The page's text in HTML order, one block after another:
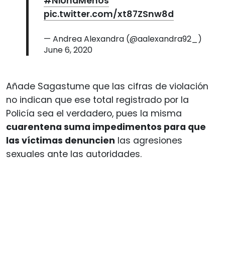
pic.twitter.com/xt87ZSnw8d
— Andrea Alexandra (@aalexandra92_)
June 6, 2020
Añade Sagastume que las cifras de violación
no indican que ese total registrado por la
Policía sea el verdadero, pues la misma
cuarentena suma impedimentos para que
las víctimas denuncien las agresiones
sexuales ante las autoridades.